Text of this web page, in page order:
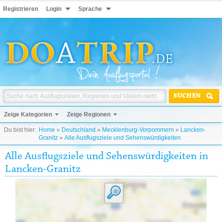
Registrieren Login Sprache
SUCHEN
Zeige Kategorien Zeige Regionen
Du bist hier: Home » Deutschland » Mecklenburg-Vorpommern » Lancken-
Granitz » Alle Ausflugsziele und Sehenswürdigkeiten
Alle Ausflugsziele und Sehenswürdigkeiten in
Lancken-Granitz